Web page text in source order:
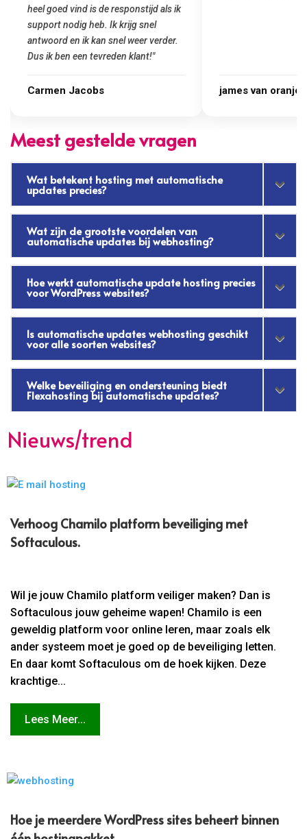
james van oranje Marcel Thijs
Meest gestelde vragen
Wat betekent hosting met automatische
updates precies?
Wat zijn de grootste voordelen van
automatische updates bij webhosting?
Hoe werkt automatische update hosting precies
voor WordPress websites?
Is automatische updates webhosting geschikt
voor alle soorten websites?
Welke beveiliging en ondersteuning biedt
Flexahosting bij automatische updates?
Nieuws/trend
Verhoog Chamilo platform beveiliging met
Softaculous.​
Wil je jouw Chamilo platform veiliger maken? Dan is
Softaculous jouw geheime wapen! Chamilo is een
geweldig platform voor online leren, maar zoals elk
ander systeem moet je goed op de beveiliging letten.
En daar komt Softaculous om de hoek kijken. Deze
krachtige...
Lees Meer...
Hoe je meerdere WordPress sites beheert binnen